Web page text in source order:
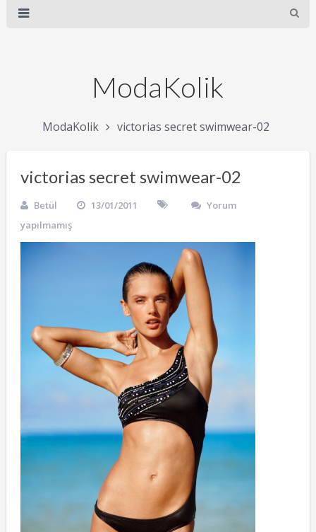
ModaKolik
ModaKolik victorias secret swimwear-02
victorias secret swimwear-02
Betül 13/01/2011
Yorum
yapılmamış